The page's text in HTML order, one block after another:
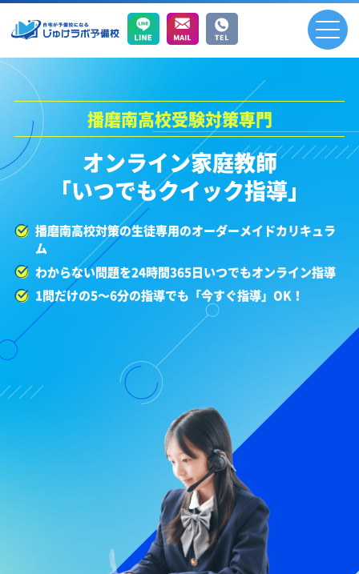
播磨南高校受験対策専門
オンライン家庭教師
「いつでもクイック指導」
播磨南高校対策の生徒専用のオーダーメイドカリキュラ
ム
わからない問題を24時間365日いつでもオンライン指導
1問だけの5～6分の指導でも「今すぐ指導」OK！